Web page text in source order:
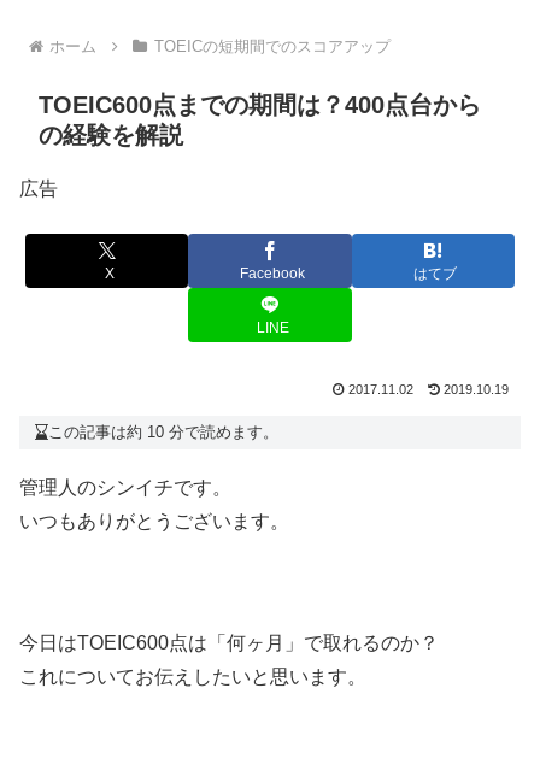
ホーム TOEICの短期間でのスコアアップ
TOEIC600点までの期間は？400点台から
の経験を解説
広告
X Facebook はてブ
LINE
2017.11.02 2019.10.19
この記事は約 10 分で読めます。
管理人のシンイチです。
いつもありがとうございます。
今日はTOEIC600点は「何ヶ月」で取れるのか？
これについてお伝えしたいと思います。